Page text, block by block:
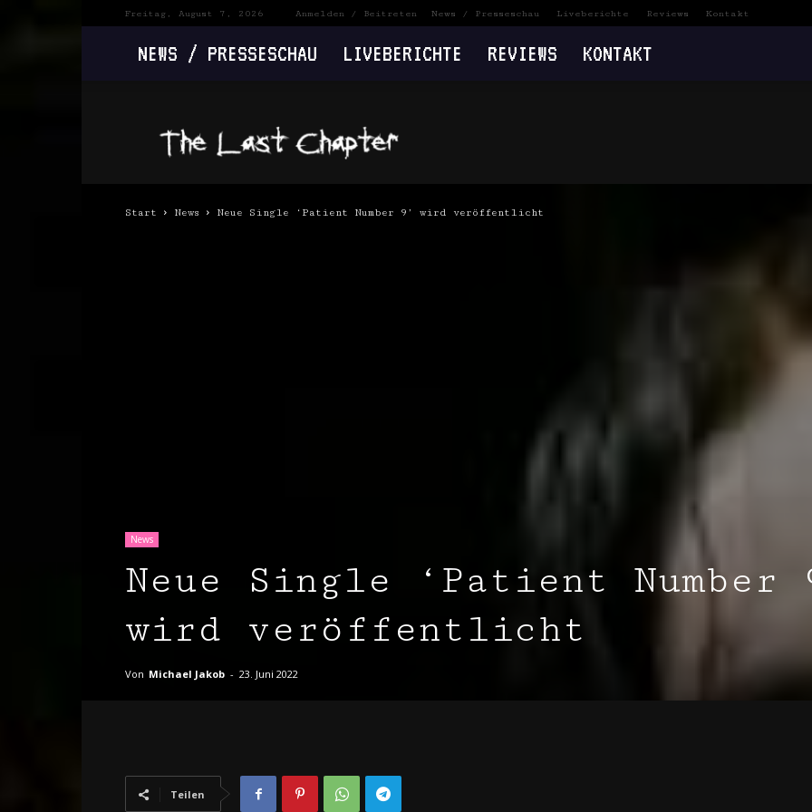
Freitag, August 7, 2026 Anmelden / Beitreten News / Presseschau Liveberichte Reviews Kontakt
NEWS / PRESSESCHAU LIVEBERICHTE REVIEWS KONTAKT
Last
Chapter
Start News Neue Single ‘Patient Number 9’ wird veröffentlicht
News
Neue Single ‘Patient Number
wird veröffentlicht
Von Michael Jakob - 23. Juni 2022
Teilen